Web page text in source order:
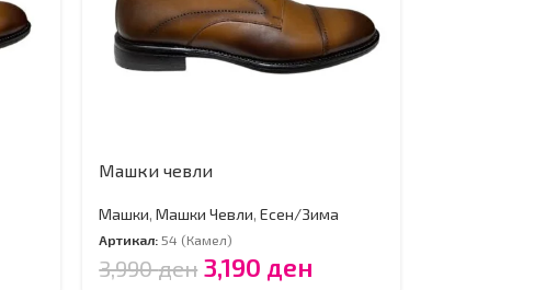
Машки чевли
Машки, Машки Чевли, Есен/Зима
Артикал: 54 (Камел)
3,990ден 3,190 ден